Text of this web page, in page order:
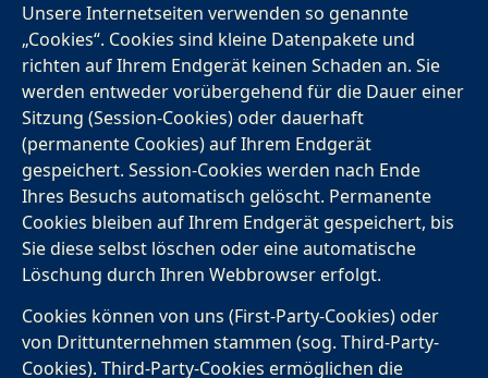
Unsere Internetseiten verwenden so genannte
„Cookies“. Cookies sind kleine Datenpakete und
richten auf Ihrem Endgerät keinen Schaden an. Sie
werden entweder vorübergehend für die Dauer einer
Sitzung (Session-Cookies) oder dauerhaft
(permanente Cookies) auf Ihrem Endgerät
gespeichert. Session-Cookies werden nach Ende
Ihres Besuchs automatisch gelöscht. Permanente
Cookies bleiben auf Ihrem Endgerät gespeichert, bis
Sie diese selbst löschen oder eine automatische
Löschung durch Ihren Webbrowser erfolgt.
Cookies können von uns (First-Party-Cookies) oder
von Drittunternehmen stammen (sog. Third-Party-
Cookies). Third-Party-Cookies ermöglichen die